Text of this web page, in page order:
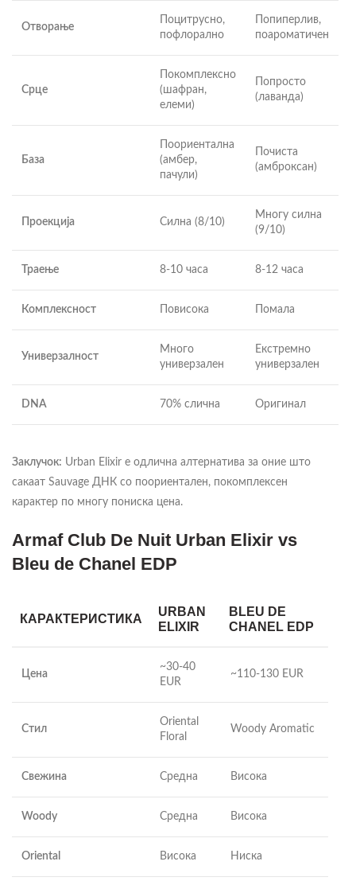
Отворање
Поцитрусно,
пофлорално
Попиперлив,
поароматичен
Срце
Покомплексно
(шафран,
елеми)
Попросто
(лаванда)
База
Поориентална
(амбер,
пачули)
Почиста
(амброксан)
Проекција Силна (8/10)
Многу силна
(9/10)
Траење 8-10 часа 8-12 часа
Комплексност Повисока Помала
Универзалност
Много
универзален
Екстремно
универзален
DNA 70% слична Оригинал
Заклучок: Urban Elixir е одлична алтернатива за оние што
сакаат Sauvage ДНК со поориентален, покомплексен
карактер по многу пониска цена.
Armaf Club De Nuit Urban Elixir vs
Bleu de Chanel EDP
КАРАКТЕРИСТИКА
URBAN
ELIXIR
BLEU DE
CHANEL EDP
Цена
~30-40
EUR
~110-130 EUR
Стил
Oriental
Floral
Woody Aromatic
Свежина Средна Висока
Woody Средна Висока
Oriental Висока Ниска